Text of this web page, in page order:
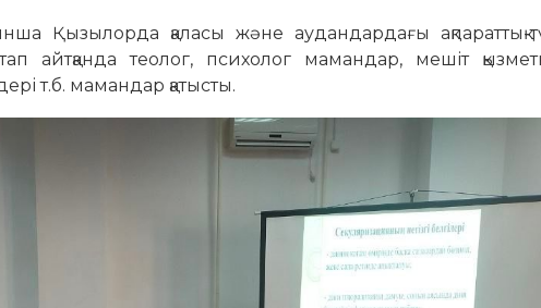
Қызылорда қаласы және аудандардағы ақпараттық-
айтқанда теолог, психолог мамандар, мешіт
т.б. мамандар қатысты.